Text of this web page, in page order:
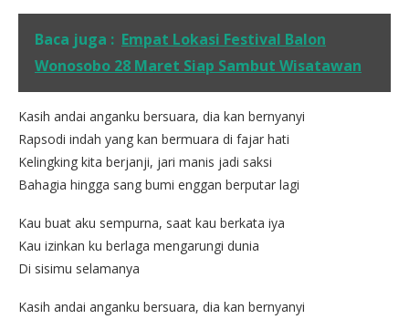
Baca juga : Empat Lokasi Festival Balon
Wonosobo 28 Maret Siap Sambut Wisatawan
Kasih andai anganku bersuara, dia kan bernyanyi
Rapsodi indah yang kan bermuara di fajar hati
Kelingking kita berjanji, jari manis jadi saksi
Bahagia hingga sang bumi enggan berputar lagi
Kau buat aku sempurna, saat kau berkata iya
Kau izinkan ku berlaga mengarungi dunia
Di sisimu selamanya
Kasih andai anganku bersuara, dia kan bernyanyi